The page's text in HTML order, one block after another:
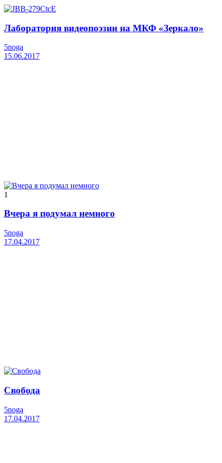
Лаборатория видеопоэзии на МКФ «Зеркало»
5noga
15.06.2017
1
Вчера я подумал немного
5noga
17.04.2017
Свобода
5noga
17.04.2017